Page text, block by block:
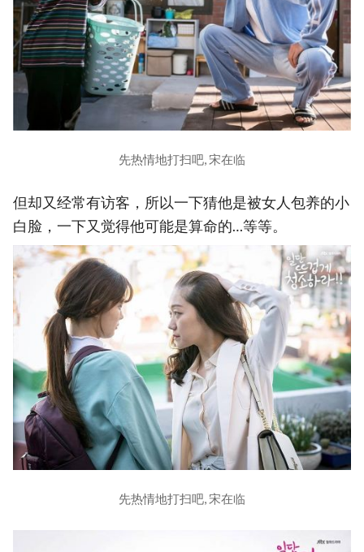
先热情地打扫吧, 宋在临
但却又经常有访客，所以一下猜他是被女人包养的小
白脸，一下又觉得他可能是算命的…等等。
先热情地打扫吧, 宋在临